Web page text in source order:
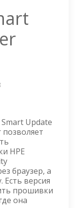
Update
HPE
браузер, а
Есть версия
прошивки
она